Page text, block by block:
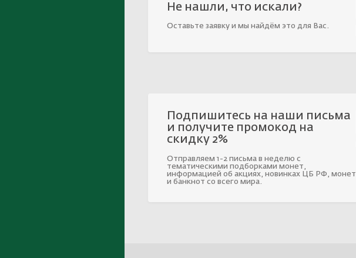
Не нашли, что искали?
Оставьте заявку и мы найдём это для Вас.
Подпишитесь на наши письма
и получите промокод на
скидку 2%
Отправляем 1-2 письма в неделю с
тематическими подборками монет,
информацией об акциях, новинках ЦБ РФ, монет
и банкнот со всего мира.